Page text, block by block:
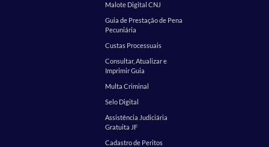
Malote Digital CNJ
Guia de Prestação de Pena
Pecuniária
Custas Processuais
Consultar, Atualizar e
Imprimir Guia
Multa Criminal
Selo Digital
Assistência Judiciária
Gratuita JF
Cadastro de Peritos